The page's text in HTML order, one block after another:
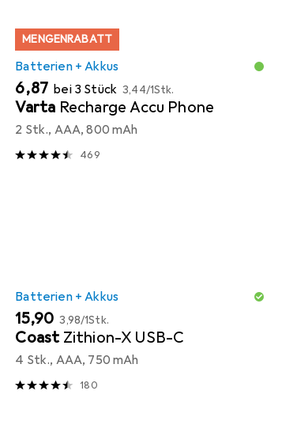
MENGENRABATT
Batterien + Akkus
EUR
6,87 bei 3 Stück EUR
3,44/1Stk.
Varta Recharge Accu Phone
2 Stk., AAA, 800 mAh
469
Batterien + Akkus
EUR
15,90 EUR
3,98/1Stk.
Coast Zithion-X USB-C
4 Stk., AAA, 750 mAh
180